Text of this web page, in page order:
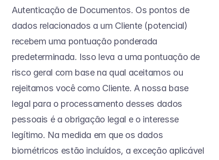
Autenticação de Documentos. Os pontos de
dados relacionados a um Cliente (potencial)
recebem uma pontuação ponderada
predeterminada. Isso leva a uma pontuação de
risco geral com base na qual aceitamos ou
rejeitamos você como Cliente. A nossa base
legal para o processamento desses dados
pessoais é a obrigação legal e o interesse
legítimo. Na medida em que os dados
biométricos estão incluídos, a exceção aplicável